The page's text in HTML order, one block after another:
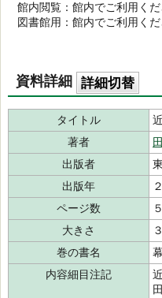
館内閲覧：館内でご利用くだ
図書館用：館内でご利用く
資料詳細 詳細切替
タイトル
著者
出版者
出版年
ページ数
大きさ
巻の書名
内容細目注記